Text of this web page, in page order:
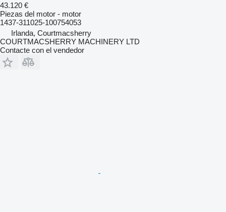
43.120 €
Piezas del motor - motor
1437-311025-100754053
Irlanda, Courtmacsherry
COURTMACSHERRY MACHINERY LTD
Contacte con el vendedor